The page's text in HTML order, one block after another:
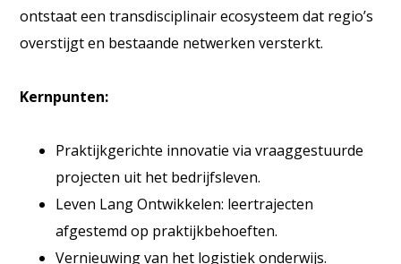
ontstaat een transdisciplinair ecosysteem dat regio’s
overstijgt en bestaande netwerken versterkt.
Kernpunten:
Praktijkgerichte innovatie via vraaggestuurde
projecten uit het bedrijfsleven.
Leven Lang Ontwikkelen: leertrajecten
afgestemd op praktijkbehoeften.
Vernieuwing van het logistiek onderwijs.